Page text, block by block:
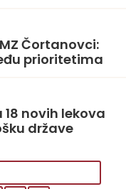
Čortanovci:
prioritetima
18 novih lekova
države